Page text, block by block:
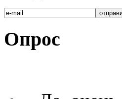
Опрос